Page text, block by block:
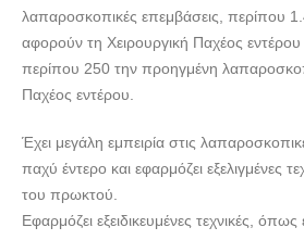
λαπαροσκοπικές επεμβάσεις, περίπου
αφορούν τη Χειρουργική Παχέος
περίπου 250 την προηγμένη
Παχέος εντέρου.
Έχει μεγάλη εμπειρία στις
παχύ έντερο και εφαρμόζει εξελιγμένες
του πρωκτού.
Εφαρμόζει εξειδικευμένες τεχνικές,